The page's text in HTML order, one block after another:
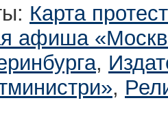
Карта
афиша
,
,